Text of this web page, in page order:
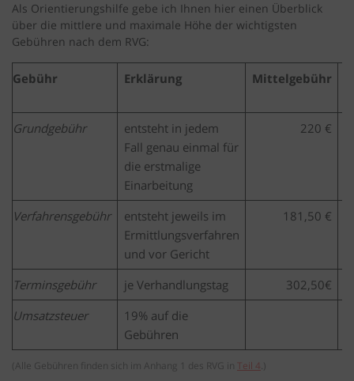
Als Orientierungshilfe gebe ich Ihnen hier einen Überblick
über die mittlere und maximale Höhe der wichtigsten
Gebühren nach dem RVG:
Gebühr Erklärung Mittelgebühr
Grundgebühr
entsteht in jedem
Fall genau einmal für
die erstmalige
Einarbeitung
220 €
Verfahrensgebühr
entsteht jeweils im
Ermittlungsverfahren
und vor Gericht
181,50 €
Terminsgebühr je Verhandlungstag
302,50€
Umsatzsteuer
19% auf die
Gebühren
(Alle Gebühren finden sich im Anhang 1 des RVG in Teil 4.)